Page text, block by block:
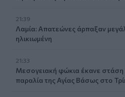
21:39
Λαμία: Απατεώνες άρπαξαν
ηλικιωμένη
21:33
Μεσογειακή φώκια έκανε στάση
παραλία της Αγίας Βάσως στο